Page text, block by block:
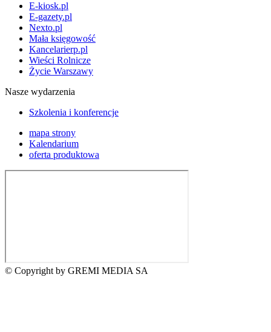
E-kiosk.pl
E-gazety.pl
Nexto.pl
Mała księgowość
Kancelarierp.pl
Wieści Rolnicze
Życie Warszawy
Nasze wydarzenia
Szkolenia i konferencje
mapa strony
Kalendarium
oferta produktowa
© Copyright by GREMI MEDIA SA